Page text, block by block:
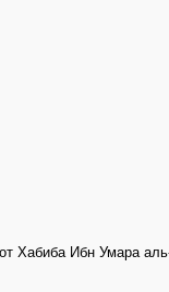
Хабиба Ибн Умара